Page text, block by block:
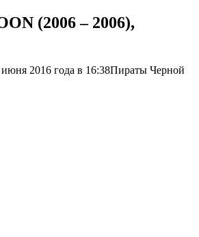
(2006 – 2006),
июня 2016 года в 16:38Пираты Черной